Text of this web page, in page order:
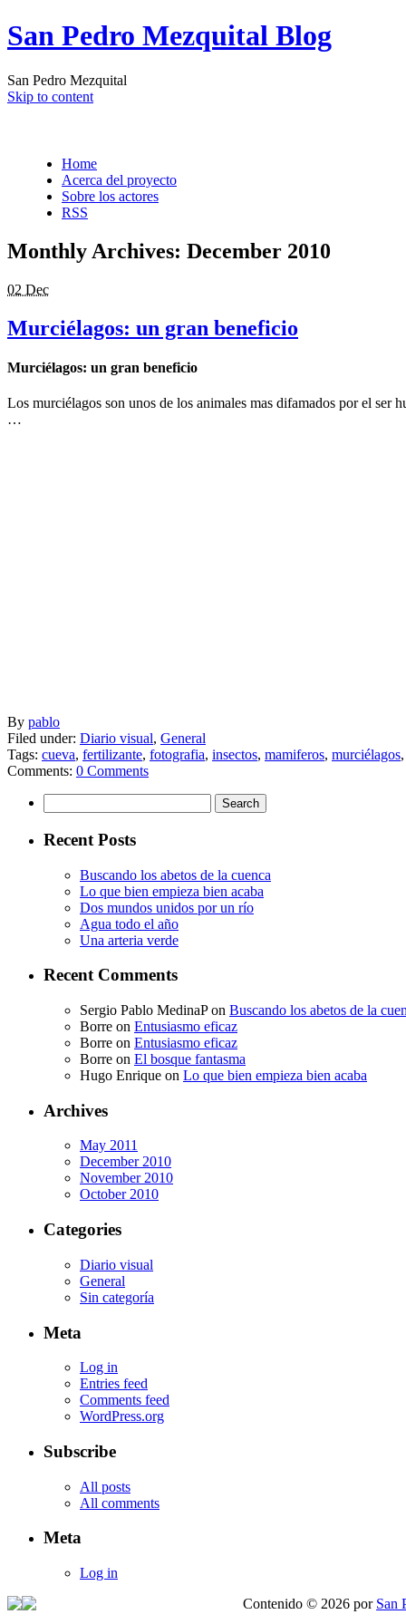
San Pedro Mezquital Blog
San Pedro Mezquital
Skip to content
Home
Acerca del proyecto
Sobre los actores
RSS
Monthly Archives: December 2010
02 Dec
Murciélagos: un gran beneficio
Murciélagos: un gran beneficio
Los murciélagos son unos de los animales mas difamados por el
…
By pablo
Filed under: Diario visual, General
Tags: cueva, fertilizante, fotografia, insectos, mamiferos, murciélagos
Comments: 0 Comments
for:
Recent Posts
Buscando los abetos de la cuenca
Lo que bien empieza bien acaba
Dos mundos unidos por un río
Agua todo el año
Una arteria verde
Recent Comments
Sergio Pablo MedinaPon Buscando los abetos de la
Borre on Entusiasmo eficaz
Borre on Entusiasmo eficaz
Borre on El bosque fantasma
Hugo Enrique on Lo que bien empieza bien acaba
Archives
May 2011
December 2010
November 2010
October 2010
Categories
Diario visual
General
Sin categoría
Meta
Log in
Entries feed
Comments feed
WordPress.org
Subscribe
All posts
All comments
Meta
Log in
Contenido © 2026 por San